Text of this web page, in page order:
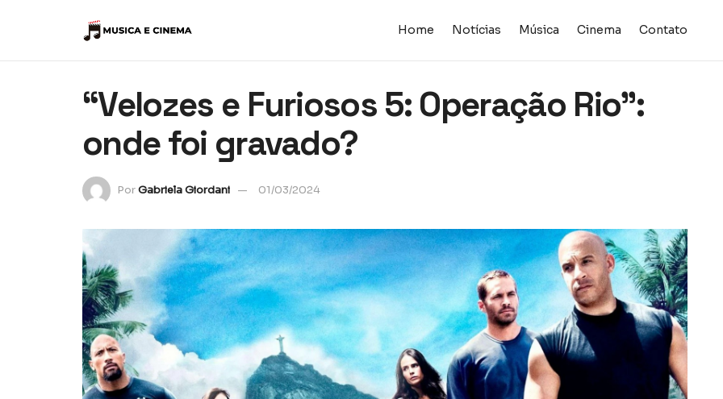
Home Notícias Música Cinema Contato
“Velozes e Furiosos 5: Operação Rio”:
onde foi gravado?
PorGabriela Giordani 01/03/2024